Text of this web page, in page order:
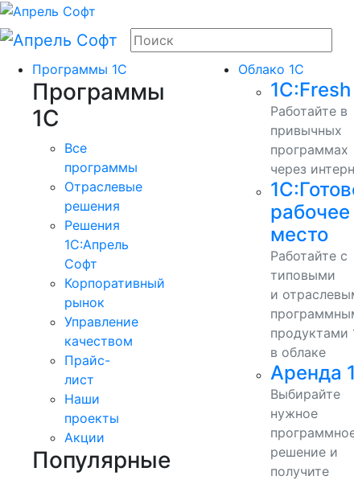
Программы 1С
Программы
1С
Все
программы
Отраслевые
решения
Решения
1C:Апрель
Софт
Корпоративный
рынок
Управление
качеством
Прайс-
лист
Наши
проекты
Акции
Популярные
Облако 1С
1С:Fresh
Работайте в
привычных
программах
через
рабочее
место
Работайте с
типовыми
и
продуктами
в облаке
Аренда
Выбирайте
нужное
решение и
получите